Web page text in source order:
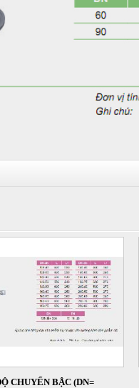
CHUYỂN BẬC (DN=